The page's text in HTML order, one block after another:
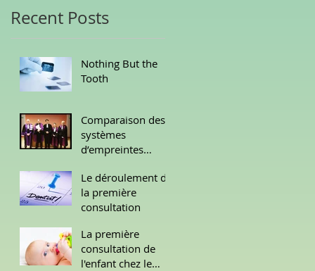
Recent Posts
Nothing But the
Tooth
Comparaison des
systèmes
d’empreintes
Le déroulement de
la première
consultation
La première
consultation de
l'enfant chez le